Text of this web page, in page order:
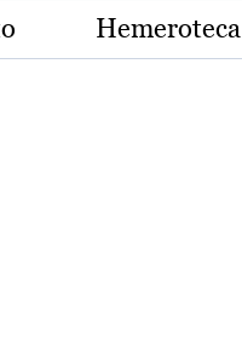
Hemeroteca